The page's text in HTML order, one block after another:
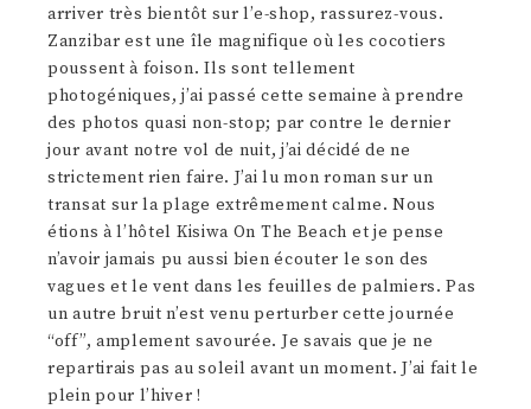
arriver très bientôt sur l’e-shop, rassurez-vous.
Zanzibar est une île magnifique où les cocotiers
poussent à foison. Ils sont tellement
photogéniques, j’ai passé cette semaine à prendre
des photos quasi non-stop; par contre le dernier
jour avant notre vol de nuit, j’ai décidé de ne
strictement rien faire. J’ai lu mon roman sur un
transat sur la plage extrêmement calme. Nous
étions à l’hôtel Kisiwa On The Beach et je pense
n’avoir jamais pu aussi bien écouter le son des
vagues et le vent dans les feuilles de palmiers. Pas
un autre bruit n’est venu perturber cette journée
“off”, amplement savourée. Je savais que je ne
repartirais pas au soleil avant un moment. J’ai fait le
plein pour l’hiver !